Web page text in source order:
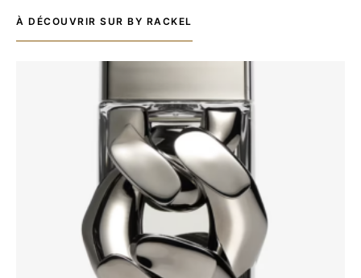
À DÉCOUVRIR SUR BY RACKEL